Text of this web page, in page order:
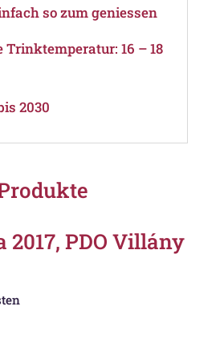
so zum geniessen
Trinktemperatur: 16 – 18
2030
2017, PDO Villány